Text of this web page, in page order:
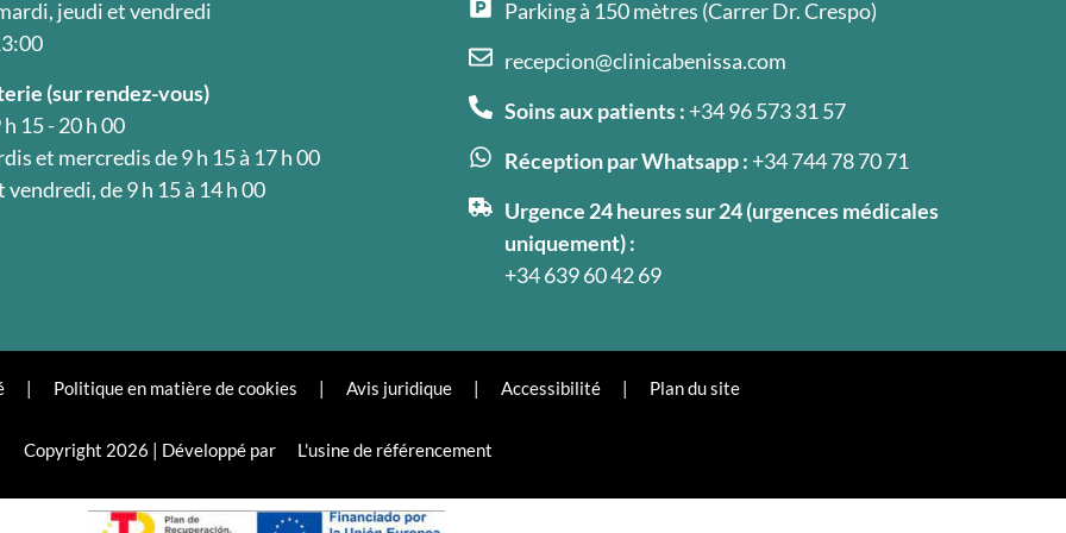
jeudi et vendredi
(sur rendez-vous)
15 - 20 h 00
et mercredis de 9 h 15 à 17 h 00
vendredi, de 9 h 15 à 14 h 00
Parking à 150 mètres (Carrer Dr. Crespo)
recepcion@clinicabenissa.com
Soins aux patients : +34 96 573 31 57
Réception par Whatsapp : +34 744 78 70 71
Urgence 24 heures sur 24 (urgences médicales
uniquement) :
+34 639 60 42 69
Politique en matière de cookies Avis juridique Accessibilité Plan du site
Copyright 2026 | Développé par L'usine de référencement